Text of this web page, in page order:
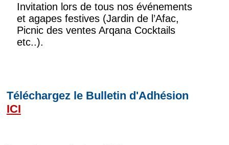
Invitation lors de tous nos événements
et agapes festives (Jardin de l’Afac,
Picnic des ventes Arqana Cocktails
etc..).
Téléchargez le Bulletin d'Adhésion
ICI